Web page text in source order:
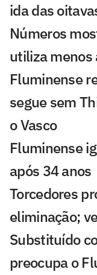
ida das
Números
utiliza menos
Fluminense
segue sem
o Vasco
Fluminense
após 34 anos
Torcedores
eliminação;
Substituído
preocupa o